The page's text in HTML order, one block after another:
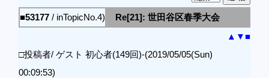
■53177 / inTopicNo.4)
Re[21]: 世田谷区春季大会
▲ ▼■
□投稿者/ ゲスト 初心者(149回)-(2019/05/05(Sun)
00:09:53)